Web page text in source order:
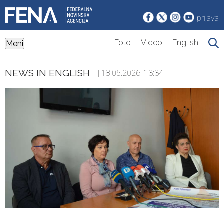
prijava
Meni Foto Video English
NEWS IN ENGLISH | 18.05.2026. 13:34 |